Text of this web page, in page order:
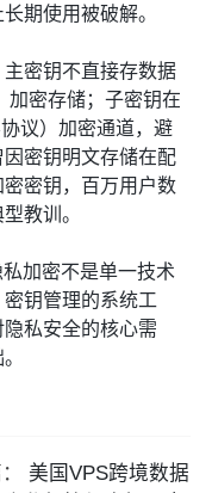
期使用被破解。
密钥不直接存数据
加密存储；子密钥在
议）加密通道，避
密钥明文存储在配
密钥，百万用户数
教训。
加密不是单一技术
钥管理的系统工
私安全的核心需
美国VPS跨境数据